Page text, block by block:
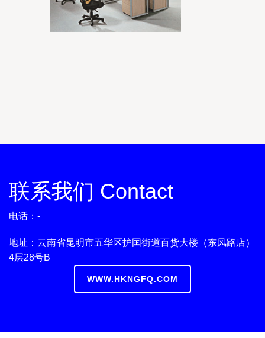
联系我们 Contact
电话：-
地址：云南省昆明市五华区护国街道百货大楼（东风路店）
4层28号B
WWW.HKNGFQ.COM